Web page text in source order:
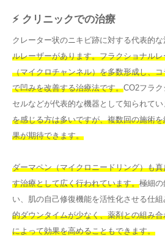
⚡ クリニックでの治療
クレーター状のニキビ跡に対する代表的な
ルレーザーがあります。フラクショナル
（マイクロチャンネル）を多数形成し、
で凹みを改善する治療法です。CO2フラ
セルなどが代表的な機器として知られてい
を感じる方は多いですが、複数回の施術
果が期待できます。
ダーマペン（マイクロニードリング）も
す治療として広く行われています。極細の
い、肌の自己修復機能を活性化させる仕組
的ダウンタイムが少なく、薬剤との組み
によって効果を高めることもできます。